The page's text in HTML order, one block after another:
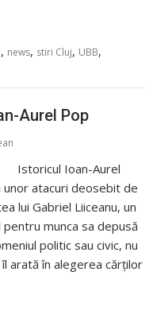
, news, stiri Cluj, UBB,
Aurel Pop
Istoricul Ioan-Aurel
atacuri deosebit de
lui Gabriel Liiceanu, un
munca sa depusă
politic sau civic, nu
arată în alegerea cărţilor